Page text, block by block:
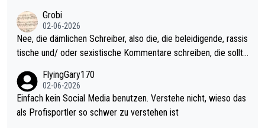
ohl wenig WDF Turniere spielen. Dies war bei Archie Self letzt
es Jahr der Fall. Er musste als amtierender Weltmeister durch
den Qualifier und ich glaube kaum, dass Mitchel sich das (in Ve
el hat.
Grobi
02-06-2026
Nee, die dämlichen Schreiber, also die, die beleidigende, rassis
tische und/ oder sexistische Kommentare schreiben, die sollte
s Leben in den Griff kriegen. Nur eins wundert mich: Luke Little
r war doch neulich erst derjenige, der über Social Media GvV p
rovoziert hat. Und Littlers Mutter schießt öfters mal gegen Ric
FlyingGary170
02-06-2026
Einfach kein Social Media benutzen. Verstehe nicht, wieso das
als Profisportler so schwer zu verstehen ist